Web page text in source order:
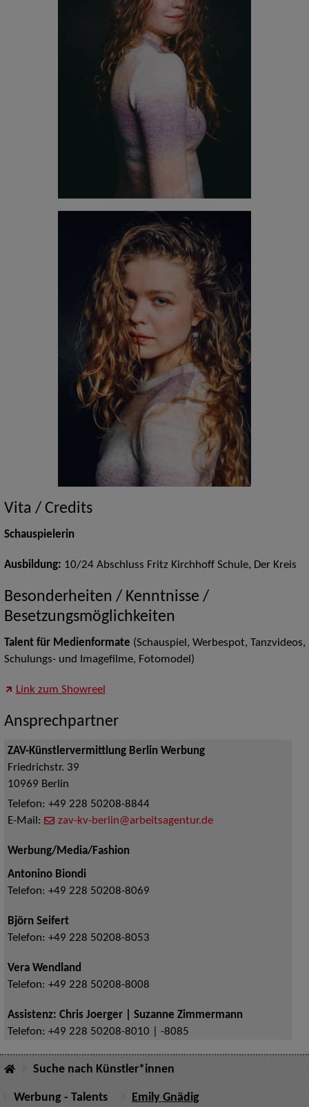
Vita / Credits
Schauspielerin
Ausbildung: 10/24 Abschluss Fritz Kirchhoff Schule, Der Kreis
Besonderheiten / Kenntnisse /
Besetzungsmöglichkeiten
Talent für Medienformate (Schauspiel, Werbespot, Tanzvideos,
Schulungs- und Imagefilme, Fotomodel)
Link zum Showreel
Ansprechpartner
ZAV-Künstlervermittlung Berlin Werbung
Friedrichstr. 39
10969 Berlin
Telefon: +49 228 50208-8844
E-Mail:
zav-kv-berlin@arbeitsagentur.de
Werbung/Media/Fashion
Antonino Biondi
Telefon: +49 228 50208-8069
Björn Seifert
Telefon: +49 228 50208-8053
Vera Wendland
Telefon: +49 228 50208-8008
Assistenz: Chris Joerger | Suzanne Zimmermann
Telefon: +49 228 50208-8010 | -8085
Suche nach Künstler*innen
Werbung - Talents Emily Gnädig